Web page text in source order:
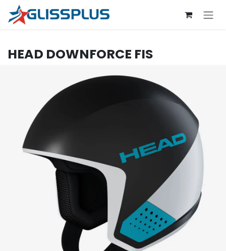
Se rendre au contenu
HEAD DOWNFORCE FIS